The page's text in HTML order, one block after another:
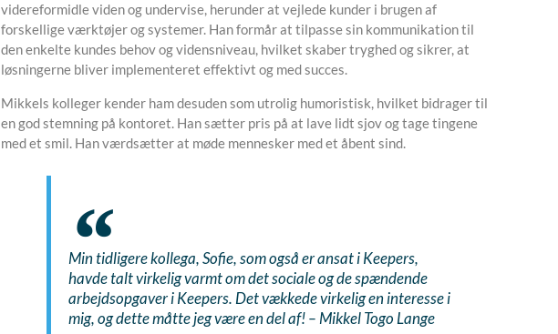
videreformidle viden og undervise, herunder at vejlede kunder i brugen af
forskellige værktøjer og systemer. Han formår at tilpasse sin kommunikation til
den enkelte kundes behov og vidensniveau, hvilket skaber tryghed og sikrer, at
løsningerne bliver implementeret effektivt og med succes.
Mikkels kolleger kender ham desuden som utrolig humoristisk, hvilket bidrager til
en god stemning på kontoret. Han sætter pris på at lave lidt sjov og tage tingene
med et smil. Han værdsætter at møde mennesker med et åbent sind.
Min tidligere kollega, Sofie, som også er ansat i Keepers,
havde talt virkelig varmt om det sociale og de spændende
arbejdsopgaver i Keepers. Det vækkede virkelig en interesse i
mig, og dette måtte jeg være en del af! – Mikkel Togo Lange